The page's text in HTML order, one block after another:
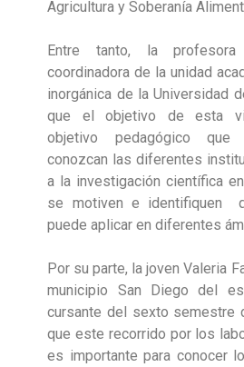
Agricultura y Soberanía
Entre tanto, la profesora
coordinadora de la unidad
inorgánica de la Universidad
que el objetivo de esta
objetivo pedagógico que
conozcan las diferentes
a la investigación científica
se motiven e identifiquen
puede aplicar en diferentes
Por su parte, la joven Valeria
municipio San Diego del
cursante del sexto semestre
que este recorrido por los
es importante para conocer